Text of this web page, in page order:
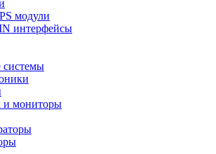
модули
интерфейсы
системы
и мониторы